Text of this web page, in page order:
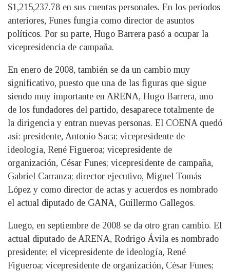
$1,215,237.78 en sus cuentas personales. En los periodos
anteriores, Funes fungía como director de asuntos
políticos. Por su parte, Hugo Barrera pasó a ocupar la
vicepresidencia de campaña.
En enero de 2008, también se da un cambio muy
significativo, puesto que una de las figuras que sigue
siendo muy importante en ARENA, Hugo Barrera, uno
de los fundadores del partido, desaparece totalmente de
la dirigencia y entran nuevas personas. El COENA quedó
así: presidente, Antonio Saca; vicepresidente de
ideología, René Figueroa; vicepresidente de
organización, César Funes; vicepresidente de campaña,
Gabriel Carranza; director ejecutivo, Miguel Tomás
López y como director de actas y acuerdos es nombrado
el actual diputado de GANA, Guillermo Gallegos.
Luego, en septiembre de 2008 se da otro gran cambio. El
actual diputado de ARENA, Rodrigo Ávila es nombrado
presidente; el vicepresidente de ideología, René
Figueroa; vicepresidente de organización, César Funes;